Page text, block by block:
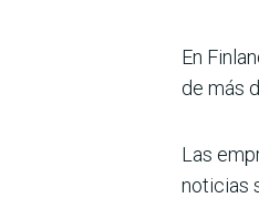
En
de más
Las
noticias